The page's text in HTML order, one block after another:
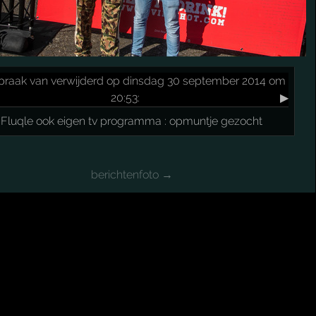
van verwijderd op dinsdag 30 september 2014 om
20:53:
▶
Fluqle ook eigen tv programma : opmuntje gezocht
berichtenfoto →